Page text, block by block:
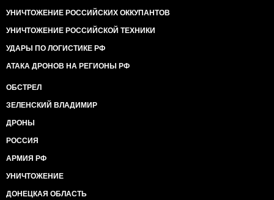
УНИЧТОЖЕНИЕ РОССИЙСКИХ ОККУПАНТОВ
УНИЧТОЖЕНИЕ РОССИЙСКОЙ ТЕХНИКИ
УДАРЫ ПО ЛОГИСТИКЕ РФ
АТАКА ДРОНОВ НА РЕГИОНЫ РФ
ОБСТРЕЛ
ЗЕЛЕНСКИЙ ВЛАДИМИР
ДРОНЫ
РОССИЯ
АРМИЯ РФ
УНИЧТОЖЕНИЕ
ДОНЕЦКАЯ ОБЛАСТЬ